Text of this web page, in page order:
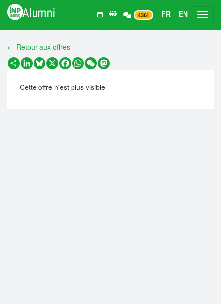
4361 FR EN
← Retour aux offres
PartagerLinkedIn
Bluesky
X Facebook
WhatsApp
WeChatMastodon
Cette offre n'est plus visible